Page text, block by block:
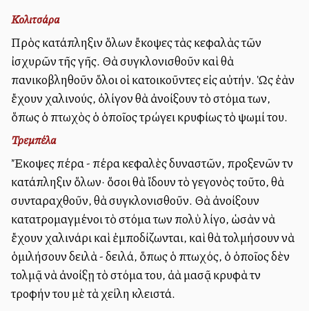
Κολιτσάρα
Πρὸς κατάπληξιν ὅλων ἔκοψες τὰς κεφαλὰς τῶν
ἰσχυρῶν τῆς γῆς. Θὰ συγκλονισθοῦν καὶ θὰ
πανικοβληθοῦν ὅλοι οἱ κατοικοῦντες εἰς αὐτήν. Ὡς ἐὰν
ἔχουν χαλινούς, ὀλίγον θὰ ἀνοίξουν τὸ στόμα των,
ὅπως ὁ πτωχὸς ὁ ὁποῖος τρώγει κρυφίως τὸ ψωμί του.
Τρεμπέλα
Ἔκοψες πέρα - πέρα κεφαλὲς δυναστῶν, προξενῶν τὴν
κατάπληξιν ὅλων· ὅσοι θὰ ἴδουν τὸ γεγονὸς τοῦτο, θὰ
συνταραχθοῦν, θὰ συγκλονισθοῦν. Θὰ ἀνοίξουν
κατατρομαγμένοι τὸ στόμα των πολὺ λίγο, ὡσὰν νὰ
ἔχουν χαλινάρι καὶ ἐμποδίζωνται, καὶ θὰ τολμήσουν νὰ
ὁμιλήσουν δειλὰ - δειλά, ὅπως ὁ πτωχός, ὁ ὁποῖος δὲν
τολμᾷ νὰ ἀνοίξῃ τὸ στόμα του, ἀλλὰ μασᾷ κρυφὰ τὴν
τροφήν του μὲ τὰ χείλη κλειστά.